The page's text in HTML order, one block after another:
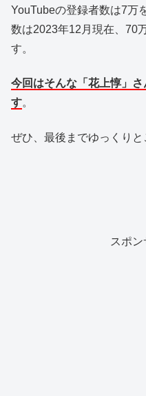
YouTubeの登録者数は7万
数は2023年12月現在、70
す。
今回はそんな「花上惇」
す。
ぜひ、最後までゆっくりと
スポン